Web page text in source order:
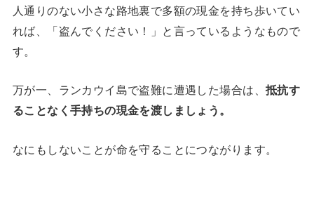
人通りのない小さな路地裏で多額の現金を持ち歩いてい
れば、「盗んでください！」と言っているようなもので
す。
万が一、ランカウイ島で盗難に遭遇した場合は、 抵抗す
ることなく手持ちの現金を渡しましょう。
なにもしないことが命を守ることにつながります。